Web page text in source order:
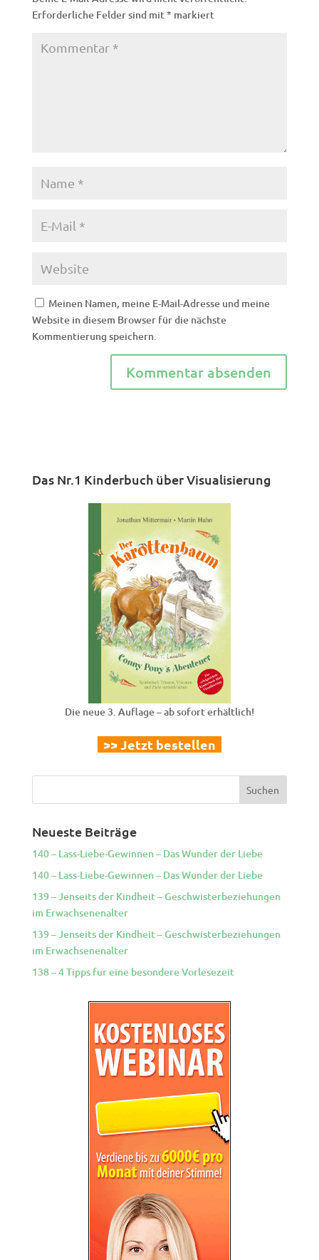
Erforderliche Felder sind mit* markiert
Meinen Namen, meine E-Mail-Adresse und meine
Website in diesem Browser für die nächste
Kommentierung speichern.
Das Nr.1 Kinderbuch über Visualisierung
Die neue 3. Auflage – ab sofort erhältlich!
>> Jetzt bestellen
Neueste Beiträge
140 – Lass-Liebe-Gewinnen – Das Wunder der Liebe
140 – Lass-Liebe-Gewinnen – Das Wunder der Liebe
139 – Jenseits der Kindheit – Geschwisterbeziehungen
im Erwachsenenalter
139 – Jenseits der Kindheit – Geschwisterbeziehungen
im Erwachsenenalter
138 – 4 Tipps fur eine besondere Vorlesezeit